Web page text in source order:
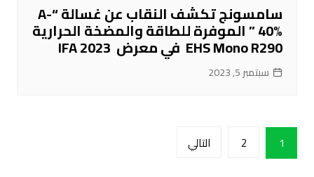
سامسونج تكشف النقاب عن غسالة “A-
40% ” الموفرة للطاقة والمضخة الحرارية
EHS Mono R290 في معرض IFA 2023
سبتمبر 5, 2023
تعدد
صفحات
1
2 التالي